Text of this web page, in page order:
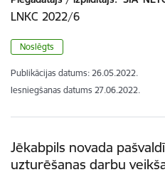
LNKC 2022/6
Noslēgts
Publikācijas datums: 26.05.2022.
Iesniegšanas datums 27.06.2022.
Jēkabpils novada
uzturēšanas darbu